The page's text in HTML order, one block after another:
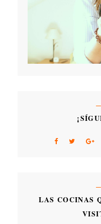
LAS COCINAS